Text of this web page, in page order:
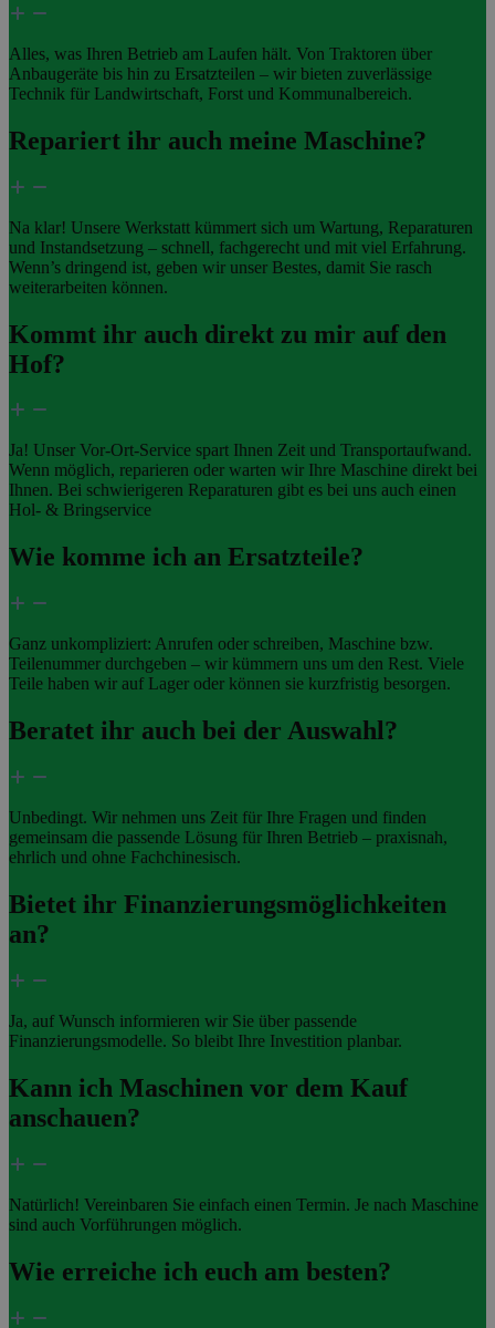
Alles, was Ihren Betrieb am Laufen hält. Von Traktoren über
Anbaugeräte bis hin zu Ersatzteilen – wir bieten zuverlässige
Technik für Landwirtschaft, Forst und Kommunalbereich.
Repariert ihr auch meine Maschine?
Na klar! Unsere Werkstatt kümmert sich um Wartung, Reparaturen
und Instandsetzung – schnell, fachgerecht und mit viel Erfahrung.
Wenn’s dringend ist, geben wir unser Bestes, damit Sie rasch
weiterarbeiten können.
Kommt ihr auch direkt zu mir auf den
Hof?
Ja! Unser Vor-Ort-Service spart Ihnen Zeit und Transportaufwand.
Wenn möglich, reparieren oder warten wir Ihre Maschine direkt bei
Ihnen. Bei schwierigeren Reparaturen gibt es bei uns auch einen
Hol- & Bringservice
Wie komme ich an Ersatzteile?
Ganz unkompliziert: Anrufen oder schreiben, Maschine bzw.
Teilenummer durchgeben – wir kümmern uns um den Rest. Viele
Teile haben wir auf Lager oder können sie kurzfristig besorgen.
Beratet ihr auch bei der Auswahl?
Unbedingt. Wir nehmen uns Zeit für Ihre Fragen und finden
gemeinsam die passende Lösung für Ihren Betrieb – praxisnah,
ehrlich und ohne Fachchinesisch.
Bietet ihr Finanzierungsmöglichkeiten
an?
Ja, auf Wunsch informieren wir Sie über passende
Finanzierungsmodelle. So bleibt Ihre Investition planbar.
Kann ich Maschinen vor dem Kauf
anschauen?
Natürlich! Vereinbaren Sie einfach einen Termin. Je nach Maschine
sind auch Vorführungen möglich.
Wie erreiche ich euch am besten?